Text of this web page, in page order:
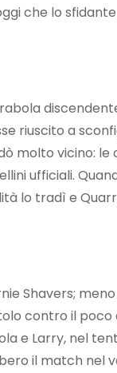
che lo
riuscito a
molto vicino:
ufficiali.
lo tradì e
Shavers;
contro il poco
e Larry, nel
il match nel